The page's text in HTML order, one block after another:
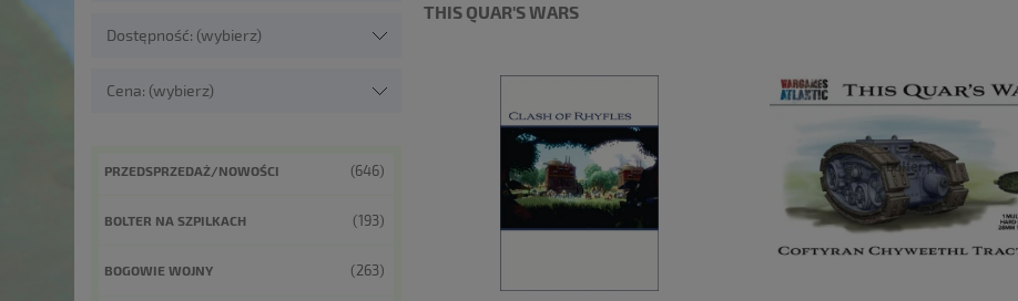
Dostępność: (wybierz)
Cena: (wybierz)
PRZEDSPRZEDAŻ/NOWOŚCI (646)
BOLTER NA SZPILKACH (193)
BOGOWIE WOJNY (263)
THIS QUAR'S WARS